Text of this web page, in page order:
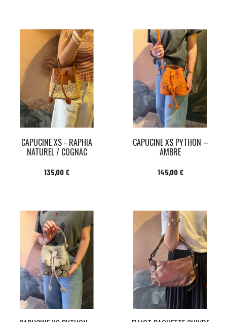
CAPUCINE XS - RAPHIA
NATUREL / COGNAC
Prix
135,00 €
CAPUCINE XS PYTHON –
AMBRE
Prix
145,00 €